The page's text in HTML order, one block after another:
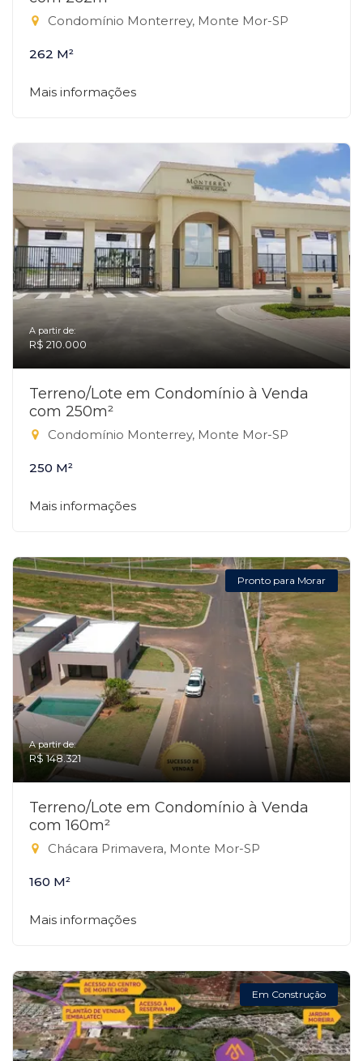
Condomínio Monterrey, Monte Mor-SP
262 M²
Mais informações
A partir de:
R$ 210.000
Terreno/Lote em Condomínio à Venda
com 250m²
Condomínio Monterrey, Monte Mor-SP
250 M²
Mais informações
Pronto para Morar
A partir de:
R$ 148.321
Terreno/Lote em Condomínio à Venda
com 160m²
Chácara Primavera, Monte Mor-SP
160 M²
Mais informações
Em Construção